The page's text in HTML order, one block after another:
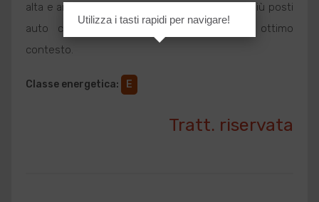
alta e ampia. Due ampi box auto di proprietà più posti
auto condominiali. Splendida proprietà in ottimo
contesto.
Classe energetica: E
Tratt. riservata
Utilizza i tasti rapidi per navigare!